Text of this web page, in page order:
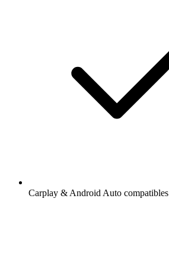
Carplay & Android Auto compatibles